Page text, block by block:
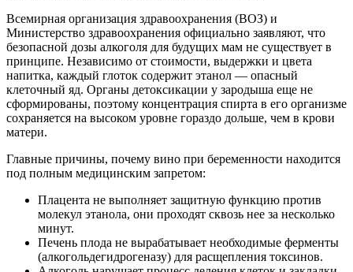
Всемирная организация здравоохранения (ВОЗ) и
Министерство здравоохранения официально заявляют, что
безопасной дозы алкоголя для будущих мам не существует в
принципе. Независимо от стоимости, выдержки и цвета
напитка, каждый глоток содержит этанол — опасный
клеточный яд. Органы детоксикации у зародыша еще не
сформированы, поэтому концентрация спирта в его организме
сохраняется на высоком уровне гораздо дольше, чем в крови
матери.
Главные причины, почему вино при беременности находится
под полным медицинским запретом:
Плацента не выполняет защитную функцию против
молекул этанола, они проходят сквозь нее за несколько
минут.
Печень плода не вырабатывает необходимые ферменты
(алкогольдегидрогеназу) для расщепления токсинов.